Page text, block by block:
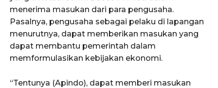
menerima masukan dari para pengusaha.
Pasalnya, pengusaha sebagai pelaku di lapangan
menurutnya, dapat memberikan masukan yang
dapat membantu pemerintah dalam
memformulasikan kebijakan ekonomi.
“Tentunya (Apindo), dapat memberi masukan